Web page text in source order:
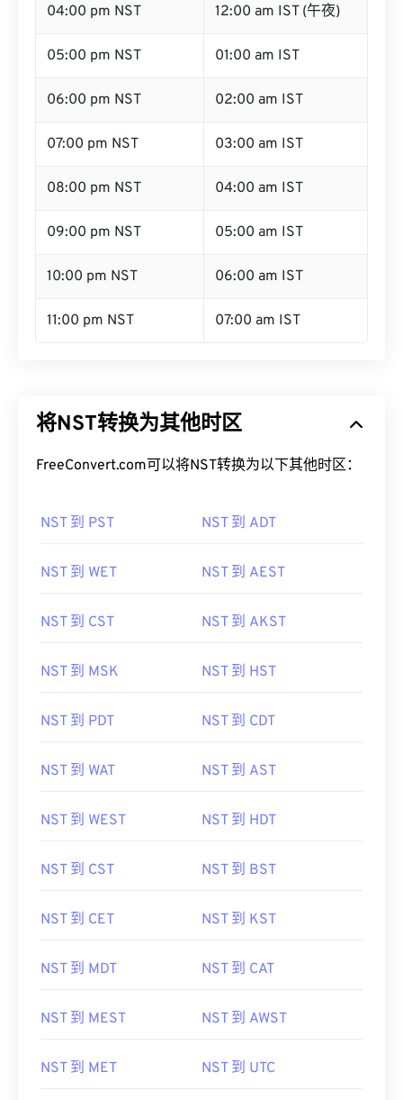
04:00 pm NST 12:00 am IST (午夜)
05:00 pm NST 01:00 am IST
06:00 pm NST 02:00 am IST
07:00 pm NST 03:00 am IST
08:00 pm NST 04:00 am IST
09:00 pm NST 05:00 am IST
10:00 pm NST 06:00 am IST
11:00 pm NST 07:00 am IST
将NST转换为其他时区
FreeConvert.com可以将NST转换为以下其他时区：
NST 到 PST NST 到 ADT
NST 到 WET NST 到 AEST
NST 到 CST NST 到 AKST
NST 到 MSK NST 到 HST
NST 到 PDT NST 到 CDT
NST 到 WAT NST 到 AST
NST 到 WEST NST 到 HDT
NST 到 CST NST 到 BST
NST 到 CET NST 到 KST
NST 到 MDT NST 到 CAT
NST 到 MEST NST 到 AWST
NST 到 MET NST 到 UTC